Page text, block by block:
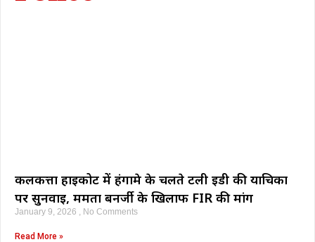
कलकत्ता हाईकोर्ट में हंगामे के चलते टली ईडी की याचिका
पर सुनवाई, ममता बनर्जी के खिलाफ FIR की मांग
January 9, 2026 No Comments
Read More »